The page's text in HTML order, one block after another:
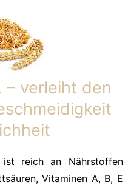
– verleiht den
ist reich an Nährstoffen
Vitaminen A, B, E